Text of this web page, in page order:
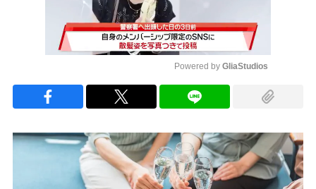
Powered by GliaStudios